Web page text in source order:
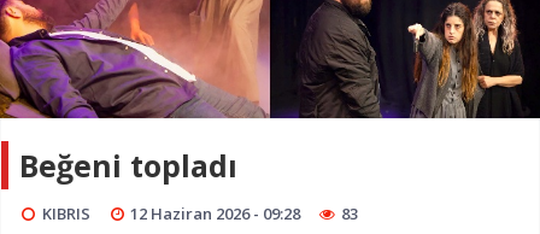
Beğeni topladı
KIBRIS 12 Haziran 2026 - 09:28 83